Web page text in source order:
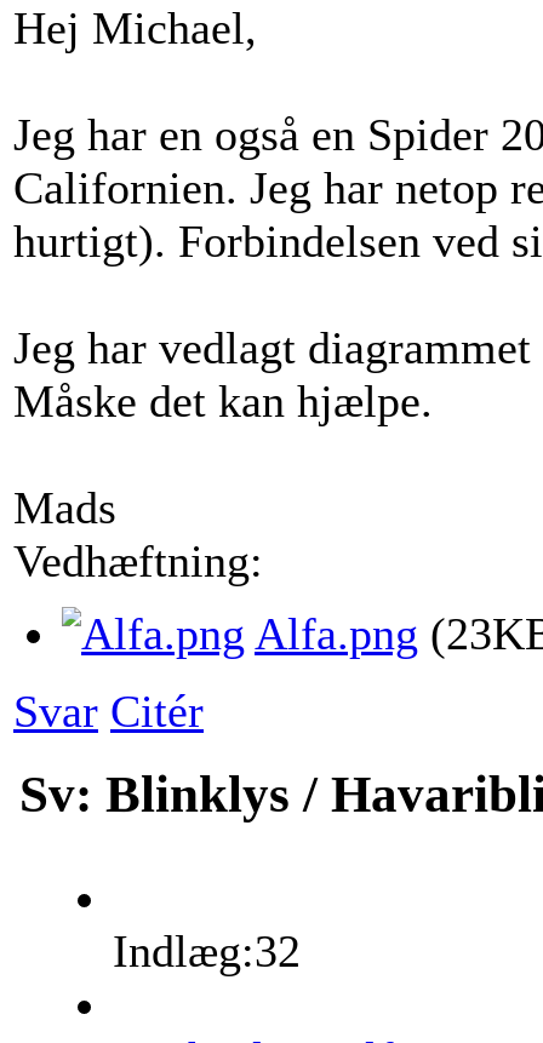
Hej Michael,
Jeg har en også en Spider
Californien. Jeg har netop
hurtigt). Forbindelsen ved
Jeg har vedlagt
Måske det kan hjælpe.
Mads
Vedhæftning:
Alfa.png
Svar Citér
Sv: Blinklys /
Indlæg:32